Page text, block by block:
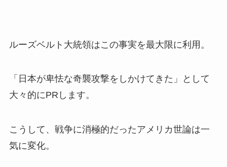
ルーズベルト大統領はこの事実を最大限に利用。
「日本が卑怯な奇襲攻撃をしかけてきた」として
大々的にPRします。
こうして、戦争に消極的だったアメリカ世論は一
気に変化。